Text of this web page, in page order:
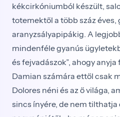
kékcirkóniumból készült,
totemektől a több száz
aranyzsályapipákig. A
mindenféle gyanús
és fejvadászok”, ahogy
Damian számára ettől csak
Dolores néni és az ő világa,
sincs ínyére, de nem tilthatja